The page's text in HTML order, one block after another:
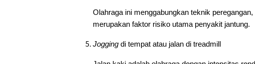
Olahraga ini menggabungkan teknik
merupakan faktor risiko utama penyakit jantung.
Jogging di tempat atau jalan di treadmill